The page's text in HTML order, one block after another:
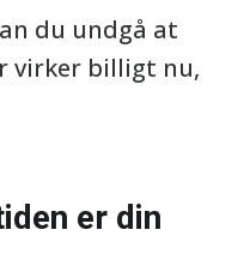
du undgå at
virker billigt nu,
er din